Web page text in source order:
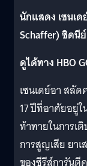
นักแสดง เซนเ
Schaffer) ซิดนี
ดูได้ทาง HBO
เซนเดย์อา สลั
17 ปีที่อาศัยอยู่ใ
ท้าทายในการเ
การสูญเสีย ยา